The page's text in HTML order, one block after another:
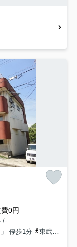
0円
/-
停歩1分
東武野田線「柏」駅 バス15分 「大津ヶ丘２丁目」 停歩1分